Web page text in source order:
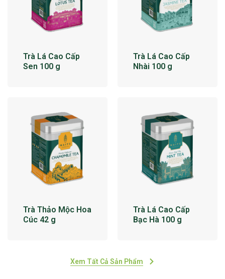
Trà Lá Cao Cấp
Sen 100 g
Trà Lá Cao Cấp
Nhài 100 g
Trà Thảo Mộc Hoa
Cúc 42 g
Trà Lá Cao Cấp
Bạc Hà 100 g
Xem Tất Cả Sản Phẩm